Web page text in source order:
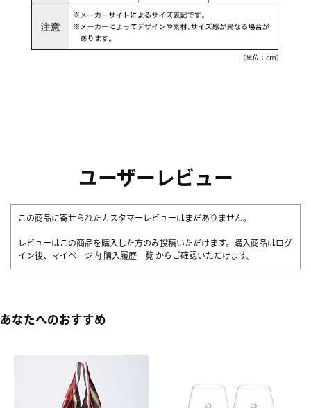
ユーザーレビュー
この商品に寄せられたカスタマーレビューはまだありません。
レビューはこの商品を購入した方のみ投稿いただけます。購入商品はログ
イン後、マイページ内 購入履歴一覧 からご確認いただけます。
あなたへのおすすめ